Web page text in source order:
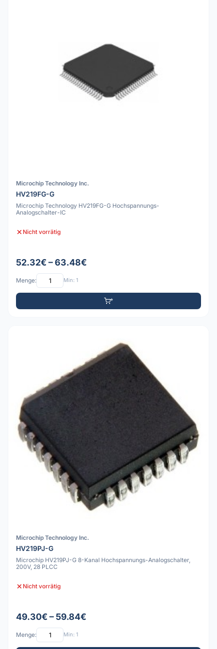
Microchip Technology Inc.
HV219FG-G
Microchip Technology HV219FG-G Hochspannungs-
Analogschalter-IC
Nicht vorrätig
52.32€ – 63.48€
Menge: Min: 1
Microchip Technology Inc.
HV219PJ-G
Microchip HV219PJ-G 8-Kanal Hochspannungs-Analogschalter,
200V, 28 PLCC
Nicht vorrätig
49.30€ – 59.84€
Menge: Min: 1